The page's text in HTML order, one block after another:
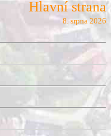
Hlavní strana
8. srpna 2026